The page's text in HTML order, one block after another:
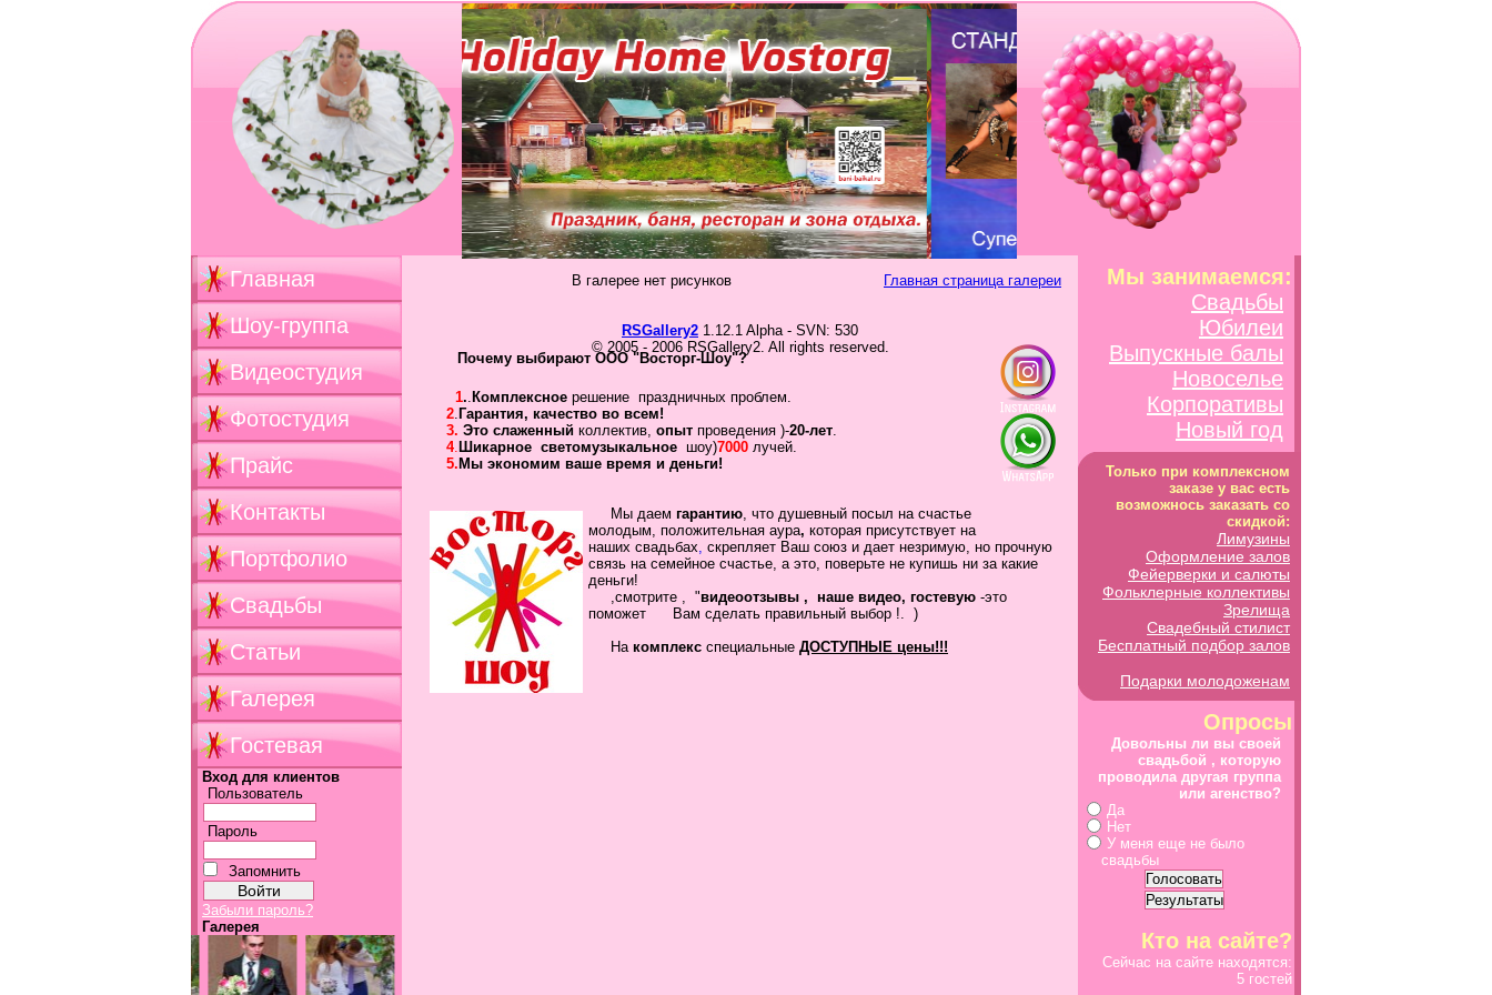
Главная
Шоу-группа
Видеостудия
Фотостудия
Прайс
Контакты
Портфолио
Свадьбы
Статьи
Галерея
Гостевая
Вход для клиентов
Пользователь
Пароль
Запомнить
Забыли пароль?
Галерея
Главная страница галереи
В галерее нет рисунков
RSGallery2 1.12.1 Alpha - SVN: 530
© 2005 - 2006 RSGallery2. All rights reserved.
Почему выбирают ООО "Восторг-Шоу"?
1.. Комплексное решение праздничных проблем.
2. Гарантия, качество во всем!
3. Это слаженный коллектив, опыт проведения )-20-лет.
4. Шикарное светомузыкальное шоу)7000 лучей.
5. Мы экономим ваше время и деньги!
Мы даем гарантию, что душевный посыл на счастье
молодым, положительная аура, которая присутствует на
наших свадьбах, скрепляет Ваш союз и дает незримую, но прочную
связь на семейное счастье, а это, поверьте не купишь ни за какие
деньги!
,смотрите , "видеоотзывы , наше видео, гостевую -это
поможет Вам сделать правильный выбор !. )
Накомплекс специальные ДОСТУПНЫЕ цены!!!
Мы занимаемся:
Свадьбы
Юбилеи
Выпускные балы
Новоселье
Корпоративы
Новый год
Только при комплексном
заказе у вас есть
возможнось заказать со
скидкой:
Лимузины
Оформление залов
Фейерверки и салюты
Фольклерные коллективы
Зрелища
Свадебный стилист
Бесплатный подбор залов
Подарки молодоженам
Опросы
Довольны ли вы своей
свадьбой , которую
проводила другая группа
или агенство?
Да
Нет
У меня еще не было
свадьбы
Кто на сайте?
Сейчас на сайте находятся:
5 гостей